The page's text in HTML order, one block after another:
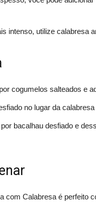
intenso, utilize calabresa
cogumelos salteados e
no lugar da
bacalhau desfiado e
com Calabresa é perfeito